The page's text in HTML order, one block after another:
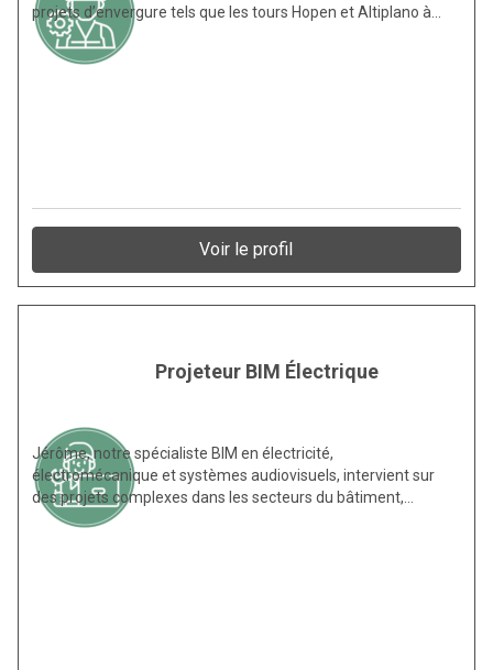
projets d’envergure tels que les tours Hopen et Altiplano à…
Voir le profil
Projeteur BIM Électrique
Jérôme, notre spécialiste BIM en électricité,
électromécanique et systèmes audiovisuels, intervient sur
des projets complexes dans les secteurs du bâtiment,…